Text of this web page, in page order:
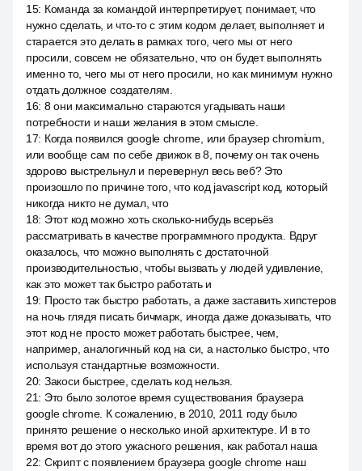
15: Команда за командой интерпретирует, понимает, что
нужно сделать, и что-то с этим кодом делает, выполняет и
старается это делать в рамках того, чего мы от него
просили, совсем не обязательно, что он будет выполнять
именно то, чего мы от него просили, но как минимум нужно
отдать должное создателям.
16: 8 они максимально стараются угадывать наши
потребности и наши желания в этом смысле.
17: Когда появился google chrome, или браузер chromium,
или вообще сам по себе движок в 8, почему он так очень
здорово выстрельнул и перевернул весь веб? Это
произошло по причине того, что код javascript код, который
никогда никто не думал, что
18: Этот код можно хоть сколько-нибудь всерьёз
рассматривать в качестве программного продукта. Вдруг
оказалось, что можно выполнять с достаточной
производительностью, чтобы вызвать у людей удивление,
как это может так быстро работать и
19: Просто так быстро работать, а даже заставить хипстеров
на ночь глядя писать бичмарк, иногда даже доказывать, что
этот код не просто может работать быстрее, чем,
например, аналогичный код на си, а настолько быстро, что
используя стандартные возможности.
20: Закоси быстрее, сделать код нельзя.
21: Это было золотое время существования браузера
google chrome. К сожалению, в 2010, 2011 году было
принято решение о несколько иной архитектуре. И в то
время вот до этого ужасного решения, как работал наша
22: Скрипт с появлением браузера google chrome наш